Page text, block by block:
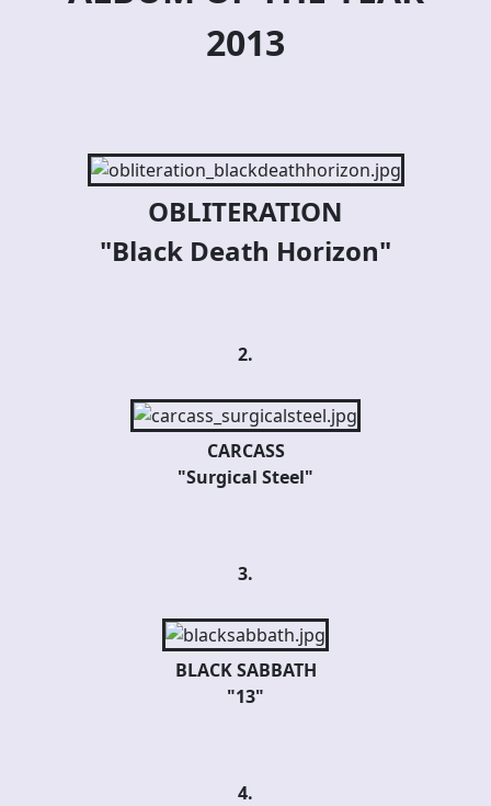
2013
OBLITERATION
"Black Death Horizon"
2.
CARCASS
"Surgical Steel"
3.
BLACK SABBATH
"13"
4.